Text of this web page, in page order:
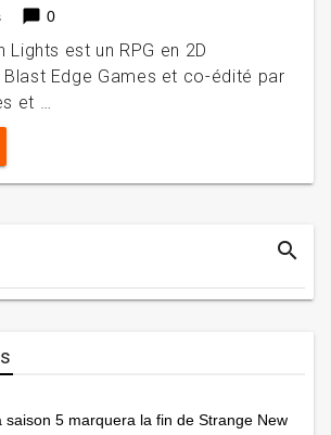
chat_bubble 0
Lights est un RPG en 2D
Edge Games et co-édité par
et …
search
saison 5 marquera la fin de Strange New